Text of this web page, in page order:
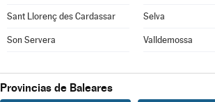
Sant Llorenç des Cardassar Selva
Son Servera Valldemossa
Provincias de Baleares